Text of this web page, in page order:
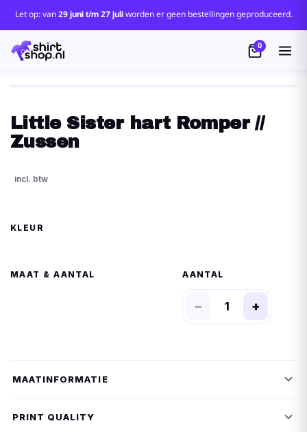
Let op: van29 juni t/m 27 juliworden er geen bestellingen geproduceerd.
0
Little Sister hart Romper //
Zussen
MAAT
− +
MAATINFORMATIE
PRINT QUALITY